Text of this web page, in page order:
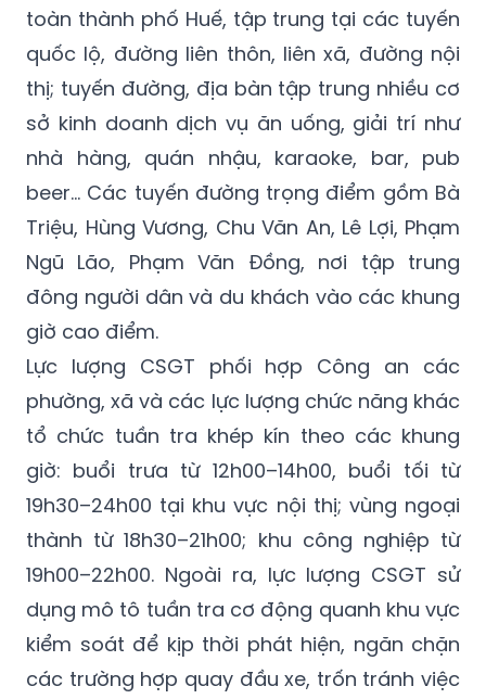
toàn thành phố Huế, tập trung tại các tuyến
quốc lộ, đường liên thôn, liên xã, đường nội
thị; tuyến đường, địa bàn tập trung nhiều cơ
sở kinh doanh dịch vụ ăn uống, giải trí như
nhà hàng, quán nhậu, karaoke, bar, pub
beer… Các tuyến đường trọng điểm gồm Bà
Triệu, Hùng Vương, Chu Văn An, Lê Lợi, Phạm
Ngũ Lão, Phạm Văn Đồng, nơi tập trung
đông người dân và du khách vào các khung
giờ cao điểm.
Lực lượng CSGT phối hợp Công an các
phường, xã và các lực lượng chức năng khác
tổ chức tuần tra khép kín theo các khung
giờ: buổi trưa từ 12h00–14h00, buổi tối từ
19h30–24h00 tại khu vực nội thị; vùng ngoại
thành từ 18h30–21h00; khu công nghiệp từ
19h00–22h00. Ngoài ra, lực lượng CSGT sử
dụng mô tô tuần tra cơ động quanh khu vực
kiểm soát để kịp thời phát hiện, ngăn chặn
các trường hợp quay đầu xe, trốn tránh việc